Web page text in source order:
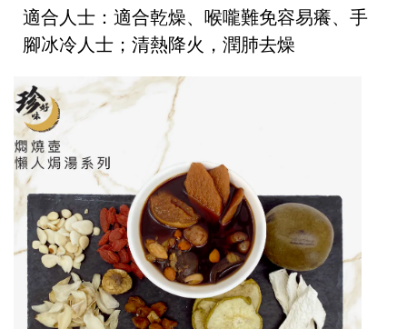
適合人士：適合乾燥、喉嚨難免容易癢、手
腳冰冷人士；清熱降火，潤肺去燥